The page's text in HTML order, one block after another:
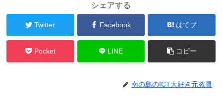
シェアする
Twitter Facebook はてブ
Pocket LINE コピー
南の島のICT大好き元教員